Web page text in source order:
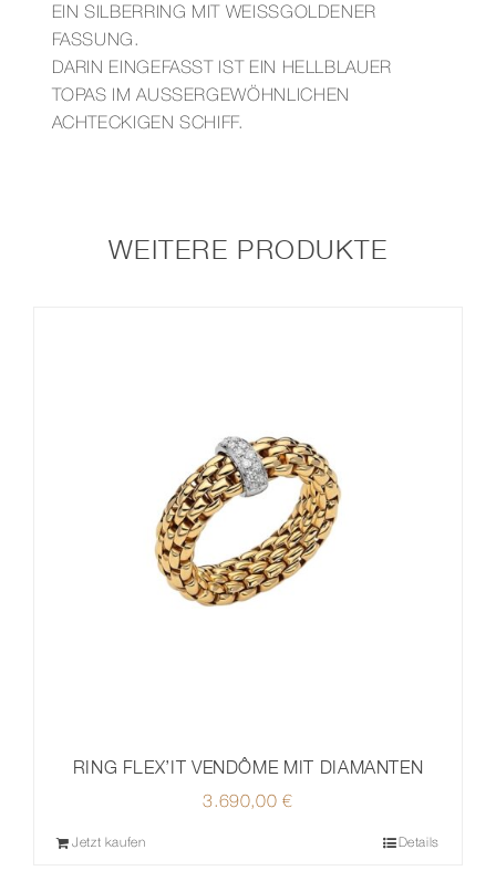
WEISSGOLDFASSUNG
Menge
EIN SILBERRING MIT WEISSGOLDENER
FASSUNG.
DARIN EINGEFASST IST EIN HELLBLAUER
TOPAS IM AUSSERGEWÖHNLICHEN
ACHTECKIGEN SCHIFF.
WEITERE PRODUKTE
RING FLEX’IT VENDÔME MIT DIAMANTEN
3.690,00€
Jetzt kaufen Details